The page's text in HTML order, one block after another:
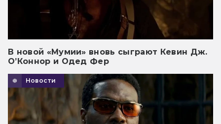
В новой «Мумии» вновь сыграют Кевин Дж.
О’Коннор и Одед Фер
Новости